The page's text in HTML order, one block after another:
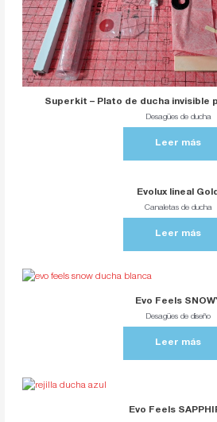
Superkit – Plato de ducha invisible
Desagües de ducha
Leer más
Evolux lineal
Canaletas de ducha
Leer más
Evo Feels
Desagües de diseño
Leer más
Evo Feels